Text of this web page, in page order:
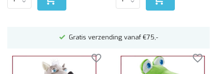
Gratis verzending vanaf €75,-